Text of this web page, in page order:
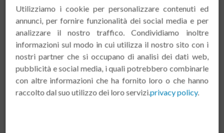
Utilizziamo i cookie per personalizzare contenuti ed
annunci, per fornire funzionalità dei social media e per
analizzare il nostro traffico. Condividiamo inoltre
informazioni sul modo in cui utilizza il nostro sito con i
nostri partner che si occupano di analisi dei dati web,
pubblicità e social media, i quali potrebbero combinarle
con altre informazioni che ha fornito loro o che hanno
raccolto dal suo utilizzo dei loro servizi.privacy policy.